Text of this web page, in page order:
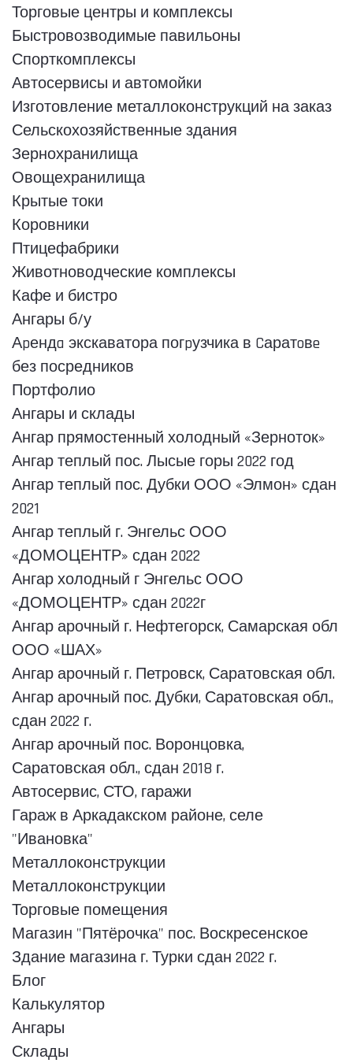
Торговые центры и комплексы
Быстровозводимые павильоны
Спорткомплексы
Автосервисы и автомойки
Изготовление металлоконструкций на заказ
Сельскохозяйственные здания
Зернохранилища
Овощехранилища
Крытые токи
Коровники
Птицефабрики
Животноводческие комплексы
Кафе и бистро
Ангары б/у
Аpендa экскаватора погpузчика в Cаратoвe
без посредников
Портфолио
Ангары и склады
Ангар прямостенный холодный «Зерноток»
Ангар теплый пос. Лысые горы 2022 год
Ангар теплый пос. Дубки ООО «Элмон» сдан
2021
Ангар теплый г. Энгельс ООО
«ДОМОЦЕНТР» сдан 2022
Ангар холодный г Энгельс ООО
«ДОМОЦЕНТР» сдан 2022г
Ангар арочный г. Нефтегорск, Самарская обл
ООО «ШАХ»
Ангар арочный г. Петровск, Саратовская обл.
Ангар арочный пос. Дубки, Саратовская обл.,
сдан 2022 г.
Ангар арочный пос. Воронцовка,
Саратовская обл., сдан 2018 г.
Автосервис, СТО, гаражи
Гараж в Аркадакском районе, селе
"Ивановка"
Металлоконструкции
Металлоконструкции
Торговые помещения
Магазин "Пятёрочка" пос. Воскресенское
Здание магазина г. Турки сдан 2022 г.
Блог
Калькулятор
Ангары
Склады